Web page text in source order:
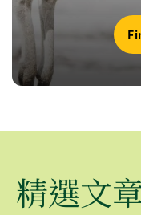
精選文